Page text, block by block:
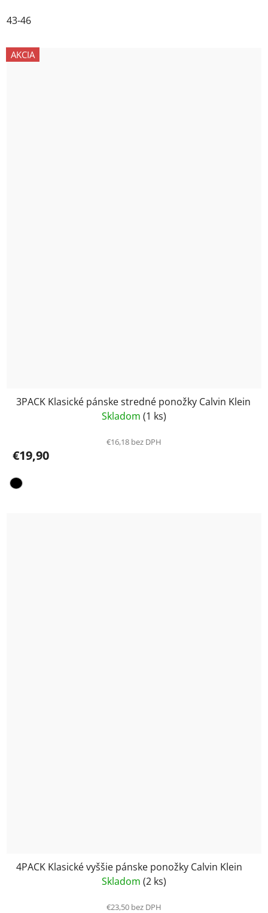
43-46
AKCIA
3PACK Klasické pánske stredné ponožky Calvin Klein
Skladom (1 ks)
€16,18 bez DPH
€19,90
4PACK Klasické vyššie pánske ponožky Calvin Klein
Skladom (2 ks)
€23,50 bez DPH